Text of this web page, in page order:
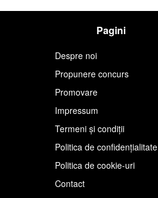
Pagini
Despre noi
Propunere concurs
Promovare
Impressum
Termeni și condiții
Politica de confidențialitate
Politica de cookie-uri
Contact